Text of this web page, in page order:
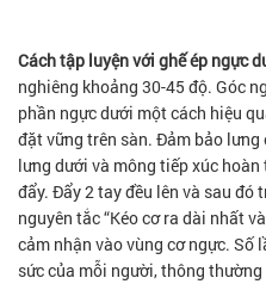
Cách tập luyện với ghế ép ngực
nghiêng khoảng 30-45 độ. Góc
phần ngực dưới một cách hiệu
đặt vững trên sàn. Đảm bảo lưng
lưng dưới và mông tiếp xúc
đẩy. Đẩy 2 tay đều lên và sau đó
nguyên tắc “Kéo cơ ra dài nhất
cảm nhận vào vùng cơ ngực. Số
sức của mỗi người, thông